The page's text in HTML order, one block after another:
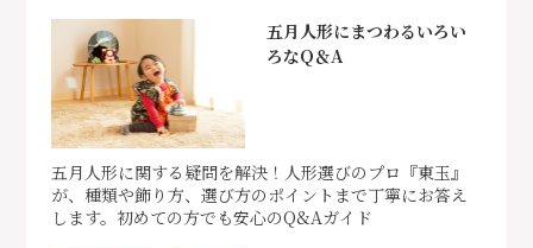
五月人形にまつわるいろい
ろなQ＆A
五月人形に関する疑問を解決！人形選びのプロ『東玉』
が、種類や飾り方、選び方のポイントまで丁寧にお答え
します。初めての方でも安心のQ&Aガイド